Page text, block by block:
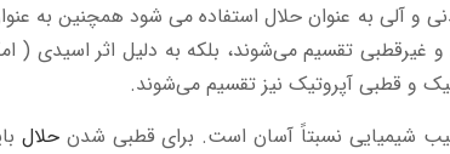
و آلی به عنوان حلال استفاده می شود همچنین به
غیرقطبی تقسیم می‌شوند، بلکه به دلیل اثر اسیدی (
و قطبی آپروتیک نیز تقسیم می‌شوند.
شیمیایی نسبتاً آسان است. برای قطبی شدنحلال